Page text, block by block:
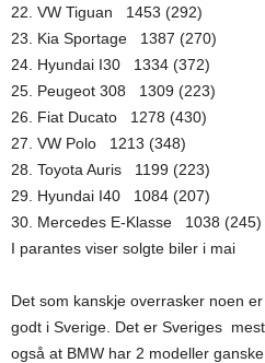
22. VW Tiguan 1453 (292)
23. Kia Sportage 1387 (270)
24. Hyundai I30 1334 (372)
25. Peugeot 308 1309 (223)
26. Fiat Ducato 1278 (430)
27. VW Polo 1213 (348)
28. Toyota Auris 1199 (223)
29. Hyundai I40 1084 (207)
30. Mercedes E-Klasse 1038 (245)
I parantes viser solgte biler i mai
Det som kanskje overrasker noen
godt i Sverige. Det er Sveriges
også at BMW har 2 modeller